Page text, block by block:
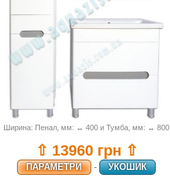
Ширина: Пенал, мм: ↔ 400 и Тумба, мм: ↔ 800
⇧ 13960 грн ⇧
ПАРАМЕТРИ - УКОШИК